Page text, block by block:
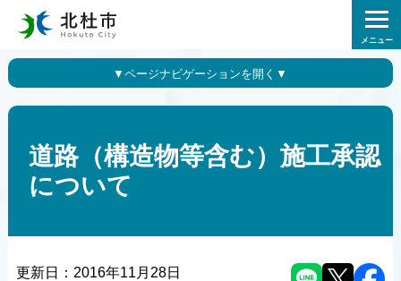
メニュー
道路（構造物等含む）施工承認
について
更新日： 2016年11月28日